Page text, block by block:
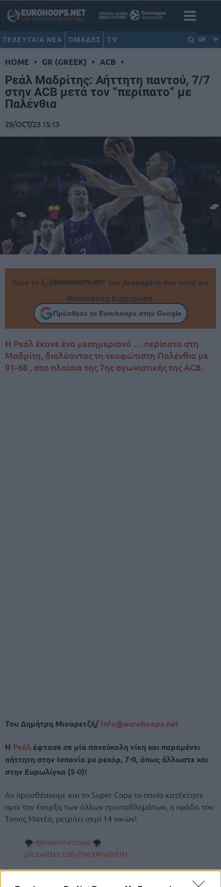
ΤΕΛΕΥΤΑΙΑ ΝΕΑ ΟΜΑΔΕΣ TV GR
HOME • GR (GREEK) • ACB •
Ρεάλ Μαδρίτης: Αήττητη παντού, 7/7
στην ACB μετά τον “περίπατο” με
Παλένθια
29/OCT/23 15:13
Κάνε το
την Αγαπημένη σου πηγή για
Μπασκετική Ενημέρωση.
Πρόσθεσε το Eurohoops στην Google
Η Ρεάλ έκανε ένα μεσημεριανό … περίπατο στη
Μαδρίτη, διαλύοντας τη νεοφώτιστη Παλένθια με
91-68 , στο πλαίσιο της 7ης αγωνιστικής της ACB.
Του Δημήτρη Μιναρετζή/ info@eurohoops.net
H Ρεάλ έφτασε σε μία πανεύκολη νίκη και παραμένει
αήττητη στην Ισπανία με ρεκόρ, 7-0, όπως άλλωστε και
στην Ευρωλίγκα (5-0)!
Αν προσθέσουμε και το Super Copa το οποίο κατέκτησε
πριν την έναρξη των άλλων πρωταθλημάτων, η ομάδα του
Τσους Ματέο, μετράει σερί 14 νικών!
🌪 @mariohezonja 🌪
pic.twitter.com/9vcxWydoNH